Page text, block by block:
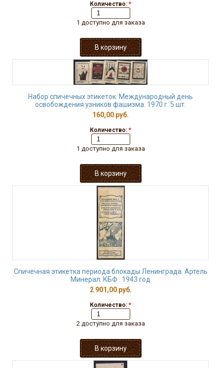
Количество: *
1 доступно для заказа
Набор спичечных этикеток. Международный день
освобождения узников фашизма. 1970 г. 5 шт.
160,00 руб.
Количество: *
1 доступно для заказа
Спичечная этикетка периода блокады Ленинграда. Артель
Минерал. КБФ . 1943 год
2 901,00 руб.
Количество: *
2 доступно для заказа